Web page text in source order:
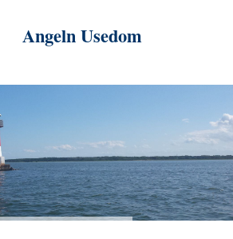
Angeln Usedom